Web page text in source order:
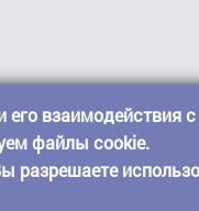
взаимодействия с
файлы cookie.
разрешаете